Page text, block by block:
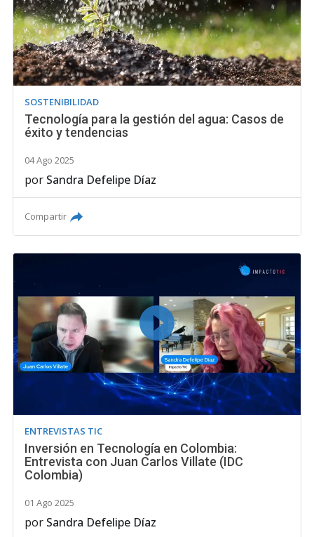
SOSTENIBILIDAD
Tecnología para la gestión del agua: Casos de
éxito y tendencias
04 Ago 2025
por Sandra Defelipe Díaz
Compartir
ENTREVISTAS TIC
Inversión en Tecnología en Colombia:
Entrevista con Juan Carlos Villate (IDC
Colombia)
01 Ago 2025
por Sandra Defelipe Díaz